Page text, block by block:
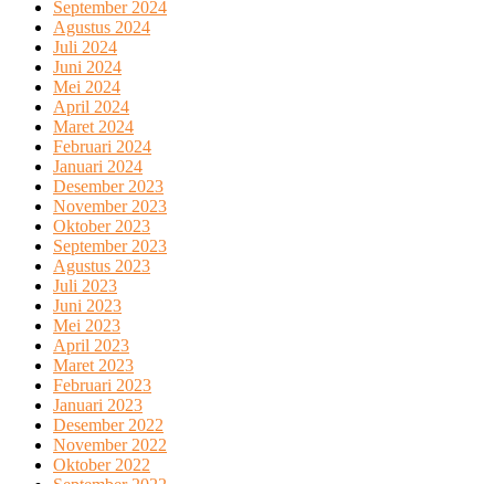
September 2024
Agustus 2024
Juli 2024
Juni 2024
Mei 2024
April 2024
Maret 2024
Februari 2024
Januari 2024
Desember 2023
November 2023
Oktober 2023
September 2023
Agustus 2023
Juli 2023
Juni 2023
Mei 2023
April 2023
Maret 2023
Februari 2023
Januari 2023
Desember 2022
November 2022
Oktober 2022